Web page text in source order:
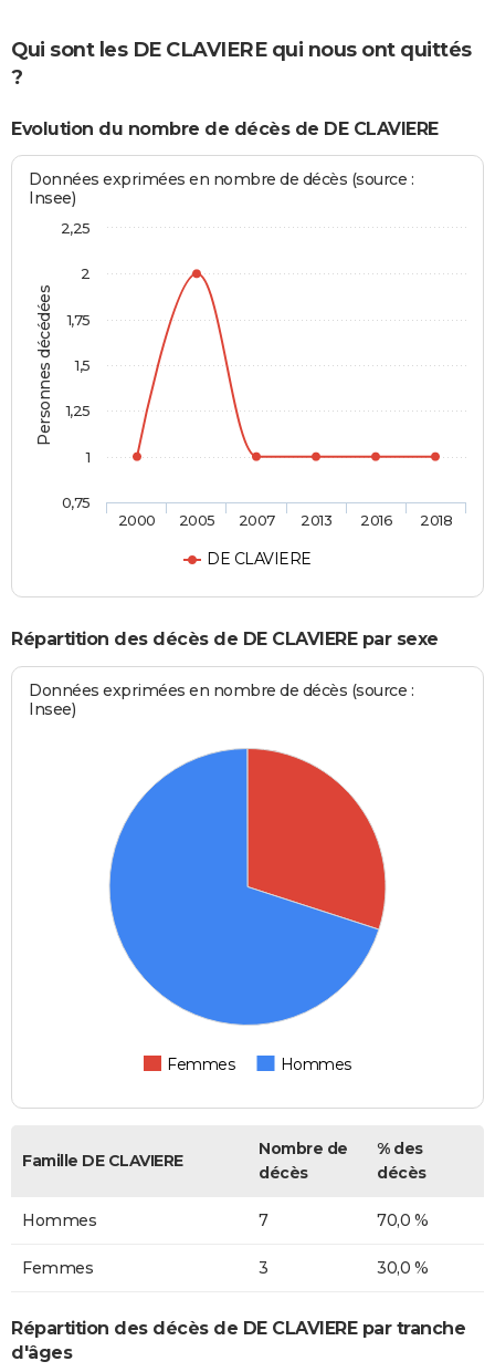
Qui sont les DE CLAVIERE qui nous ont quittés
?
Evolution du nombre de décès de DE CLAVIERE
Personnes décédées
Données exprimées en nombre de décès (source :
Insee)
DE CLAVIERE
2000 2005 2007 2013 2016 2018
0,75
1
1,25
1,5
1,75
2
2,25
Répartition des décès de DE CLAVIERE par sexe
Données exprimées en nombre de décès (source :
Insee)
Femmes Hommes
Famille DE CLAVIERE
Nombre de
décès
% des
décès
Hommes 7 70,0 %
Femmes 3 30,0 %
Répartition des décès de DE CLAVIERE par tranche
d'âges